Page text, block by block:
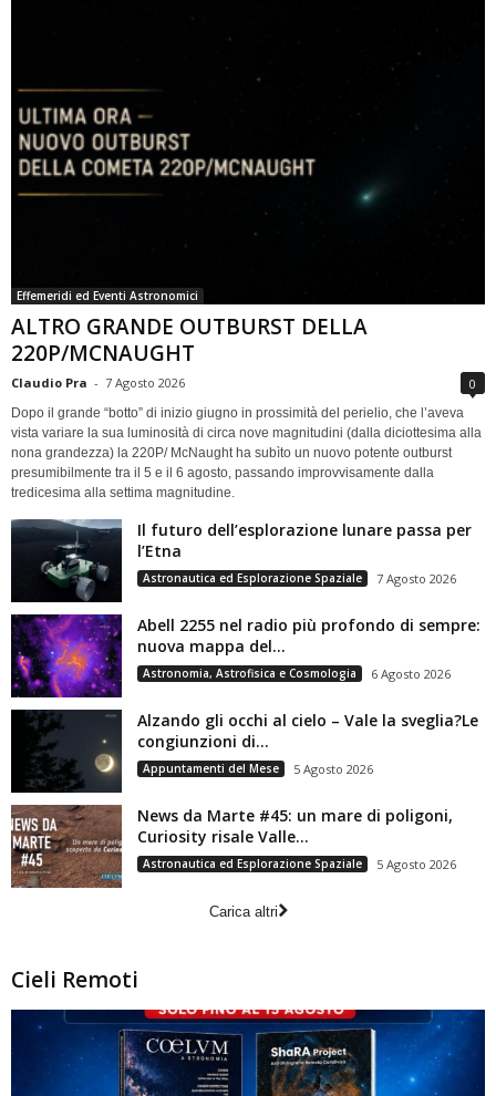
Effemeridi ed Eventi Astronomici
ALTRO GRANDE OUTBURST DELLA
220P/MCNAUGHT
Claudio Pra - 7 Agosto 2026 0
Dopo il grande “botto” di inizio giugno in prossimità del perielio, che l’aveva
vista variare la sua luminosità di circa nove magnitudini (dalla diciottesima alla
nona grandezza) la 220P/ McNaught ha subìto un nuovo potente outburst
presumibilmente tra il 5 e il 6 agosto, passando improvvisamente dalla
tredicesima alla settima magnitudine.
Il futuro dell’esplorazione lunare passa per
l’Etna
Astronautica ed Esplorazione Spaziale 7 Agosto 2026
Abell 2255 nel radio più profondo di sempre:
nuova mappa del...
Astronomia, Astrofisica e Cosmologia 6 Agosto 2026
Alzando gli occhi al cielo – Vale la sveglia?Le
congiunzioni di...
Appuntamenti del Mese 5 Agosto 2026
News da Marte #45: un mare di poligoni,
Curiosity risale Valle...
Astronautica ed Esplorazione Spaziale 5 Agosto 2026
Carica altri
Cieli Remoti